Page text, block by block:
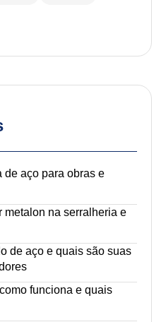
de aço para obras e
metalon na serralheria e
de aço e quais são suas
funciona e quais